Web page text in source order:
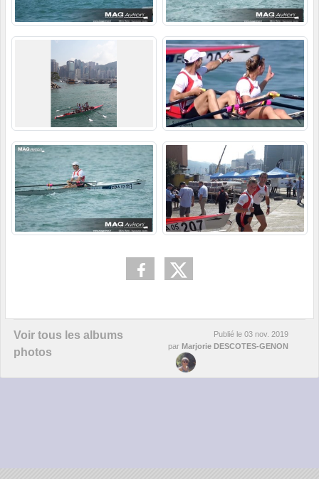
Voir tous les albums
photos
Publié le 03 nov. 2019
par Marjorie DESCOTES-GENON